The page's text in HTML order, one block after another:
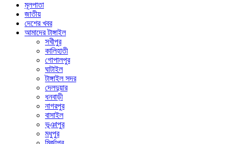
মূলপাতা
জাতীয়
দেশের খবর
আমাদের টাঙ্গাইল
সখীপুর
কালিহাতী
গোপালপুর
ঘাটাইল
টাঙ্গাইল সদর
দেলদুয়ার
ধনবাড়ী
নাগরপুর
বাসাইল
ভূঞাপুর
মধুপুর